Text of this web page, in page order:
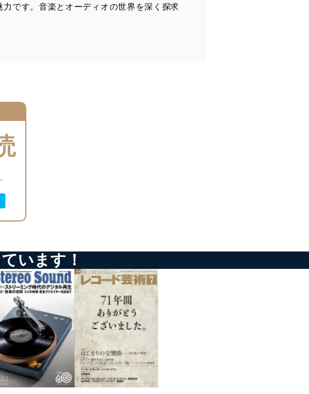
情報データベース等を取り扱う情報
す。
能等の活用により、これを最新状態
スワードを設定しています。
いては以下までご連絡ください。
です。音楽とオーディオの世界を深く探求
います！